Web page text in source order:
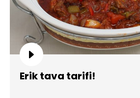
Erik tava tarifi!